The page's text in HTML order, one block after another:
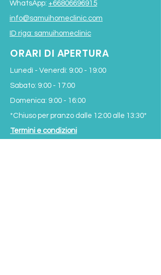
WhatsApp: +66806696915
info@samuihomeclinic.com
ID riga: samuihomeclinic
ORARI DI APERTURA
Lunedì - Venerdì: 9:00 - 19:00
Sabato: 9:00 - 17:00
Domenica: 9:00 - 16:00
*Chiuso per pranzo dalle 12:00 alle 13:30*
Termini e condizioni